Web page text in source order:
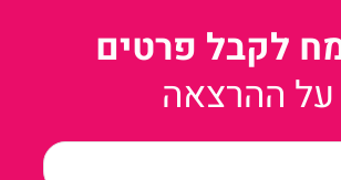
לקבל פרטים
על ההרצאה